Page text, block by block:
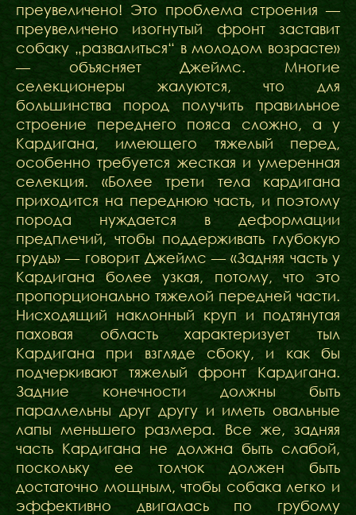
преувеличено! Это проблема строения —
преувеличено изогнутый фронт заставит
собаку „развалиться“ в молодом возрасте»
— объясняет Джеймс. Многие
селекционеры жалуются, что для
большинства пород получить правильное
строение переднего пояса сложно, а у
Кардигана, имеющего тяжелый перед,
особенно требуется жесткая и умеренная
селекция. «Более трети тела кардигана
приходится на переднюю часть, и поэтому
порода нуждается в деформации
предплечий, чтобы поддерживать глубокую
грудь» — говорит Джеймс — «Задняя часть у
Кардигана более узкая, потому, что это
пропорционально тяжелой передней части.
Нисходящий наклонный круп и подтянутая
паховая область характеризует тыл
Кардигана при взгляде сбоку, и как бы
подчеркивают тяжелый фронт Кардигана.
Задние конечности должны быть
параллельны друг другу и иметь овальные
лапы меньшего размера. Все же, задняя
часть Кардигана не должна быть слабой,
поскольку ее толчок должен быть
достаточно мощным, чтобы собака легко и
эффективно двигалась по грубому